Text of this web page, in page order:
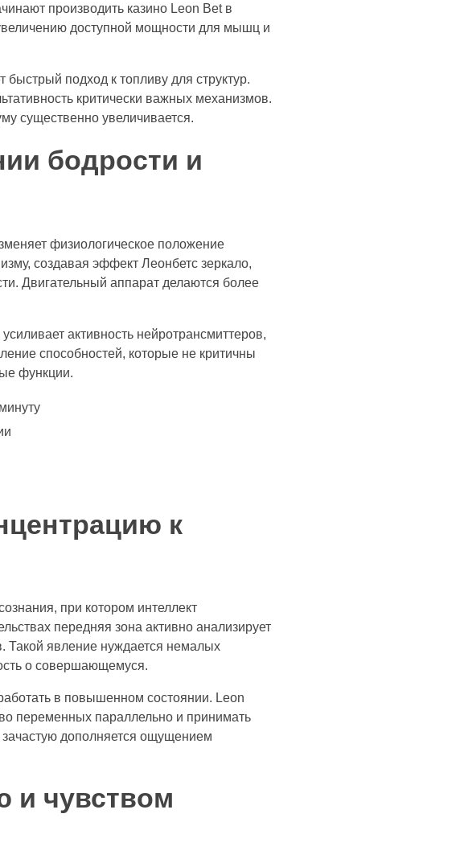
производить казино Leon Bet в
доступной мощности для мышц и
подход к топливу для структур.
критически важных механизмов.
существенно увеличивается.
бодрости и
физиологическое положение
создавая эффект Леонбетс зеркало,
Двигательный аппарат делаются более
активность нейротрансмиттеров,
способностей, которые не критичны
функции.
к
при котором интеллект
передняя зона активно анализирует
Такой явление нуждается немалых
о совершающемуся.
в повышенном состоянии. Leon
переменных параллельно и принимать
дополняется ощущением
и чувством